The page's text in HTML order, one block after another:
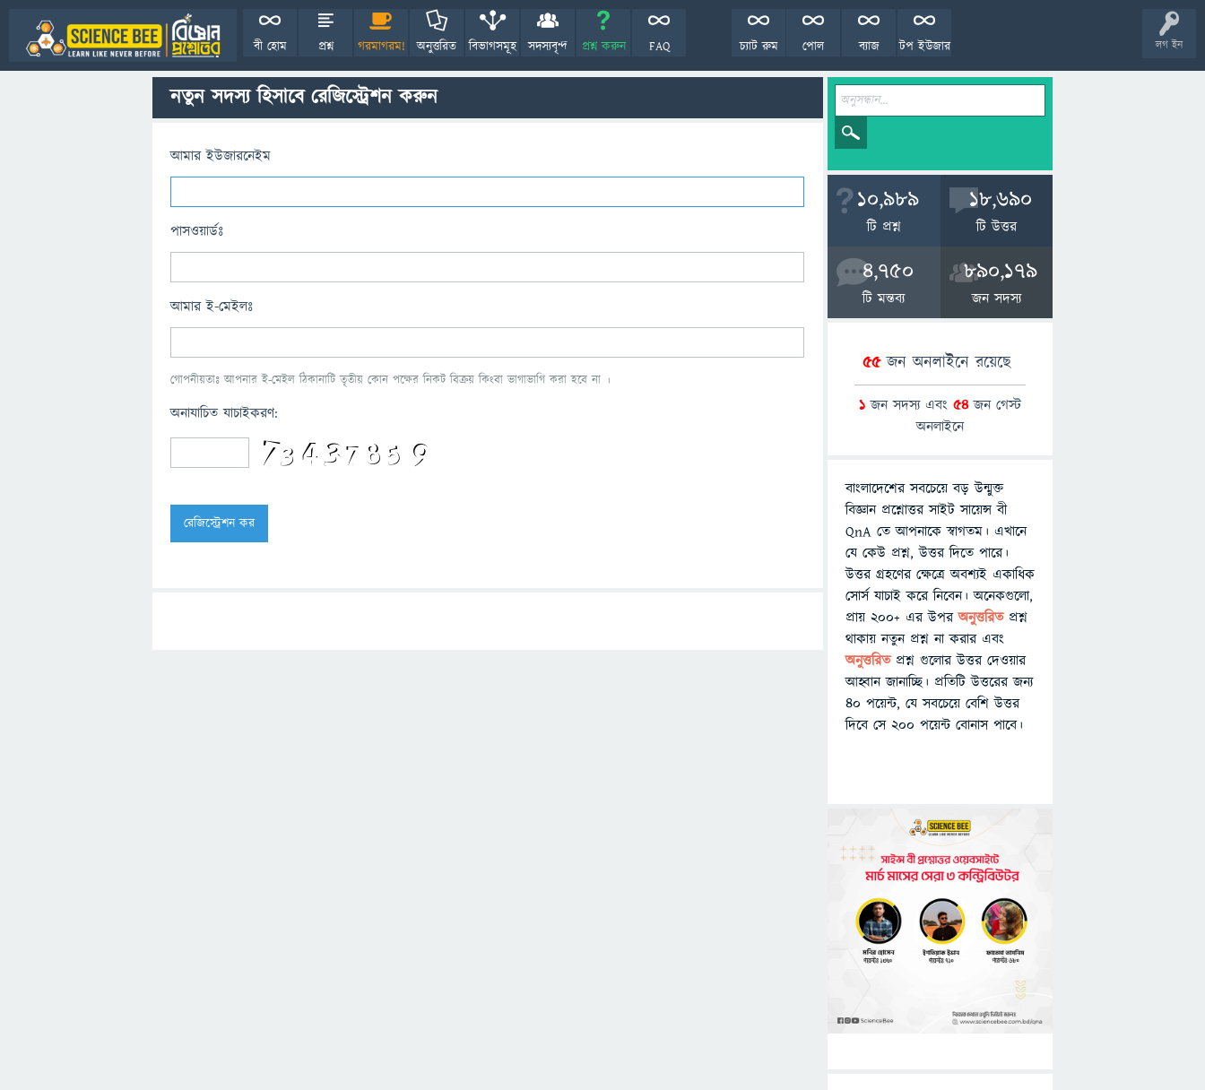
লগ ইন
বী হোম প্রশ্ন গরমাগরম! অনুত্তরিত বিভাগসমূহ সদস্যবৃন্দ প্রশ্ন করুন FAQ টপ ইউজার
ব্যাজ
পোল
চ্যাট রুম
নতুন সদস্য হিসাবে রেজিস্ট্রেশন করুন
আমার ইউজারনেইম
পাসওয়ার্ডঃ
আমার ই-মেইলঃ
গোপনীয়তাঃ আপনার ই-মেইল ঠিকানাটি তৃতীয় কোন পক্ষের নিকট বিক্রয় কিংবা ভাগাভাগি করা হবে না ।
অনাযাচিত যাচাইকরণ:
10,989
টি প্রশ্ন
18,690
টি উত্তর
4,750
টি মন্তব্য
890,179
জন সদস্য
55জন অনলাইনে রয়েছে
1 জন সদস্য এবং 54 জন গেস্ট
অনলাইনে
বাংলাদেশের সবচেয়ে বড় উন্মুক্ত
বিজ্ঞান প্রশ্নোত্তর সাইট সায়েন্স বী
QnA তে আপনাকে স্বাগতম। এখানে
যে কেউ প্রশ্ন, উত্তর দিতে পারে।
উত্তর গ্রহণের ক্ষেত্রে অবশ্যই একাধিক
সোর্স যাচাই করে নিবেন। অনেকগুলো,
প্রায় ২০০+ এর উপরঅনুত্তরিতপ্রশ্ন
থাকায় নতুন প্রশ্ন না করার এবং
অনুত্তরিত প্রশ্ন গুলোর উত্তর দেওয়ার
আহ্বান জানাচ্ছি। প্রতিটি উত্তরের জন্য
৪০ পয়েন্ট, যে সবচেয়ে বেশি উত্তর
দিবে সে ২০০ পয়েন্ট বোনাস পাবে।